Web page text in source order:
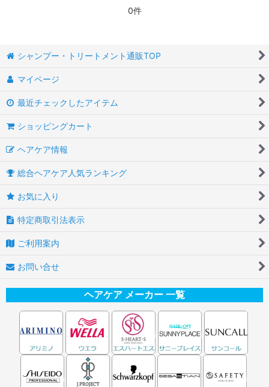
0件
シャンプー・トリートメント通販TOP
マイページ
最近チェックしたアイテム
ショッピングカート
ヘアケア情報
総合ヘアケア人気ランキング
お気に入り
特定商取引法表示
ご利用案内
お問い合せ
ヘアケア メーカー 一覧